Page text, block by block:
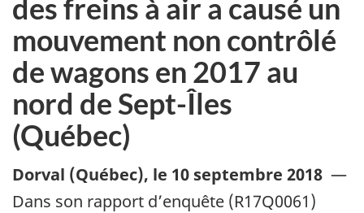
des freins à air a causé un
mouvement non contrôlé
de wagons en 2017 au
nord de Sept-Îles
(Québec)
Dorval (Québec), le 10 septembre 2018 —
Dans son rapport d’enquête (R17Q0061)